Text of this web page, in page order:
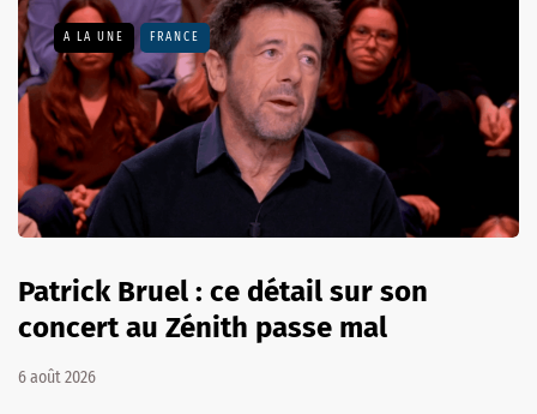
A LA UNE FRANCE
Patrick Bruel : ce détail sur son
concert au Zénith passe mal
6 août 2026